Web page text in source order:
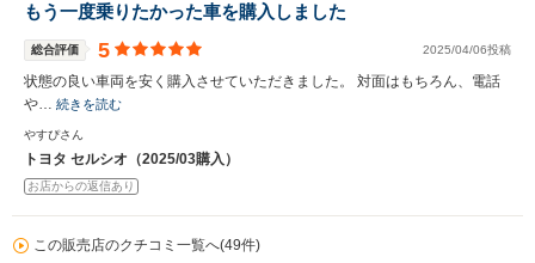
もう一度乗りたかった車を購入しました
総合評価 5 2025/04/06投稿
状態の良い車両を安く購入させていただきました。 対面はもちろん、電話
や… 続きを読む
やすぴさん
トヨタ セルシオ（2025/03購入）
お店からの返信あり
この販売店のクチコミ一覧へ(49件)